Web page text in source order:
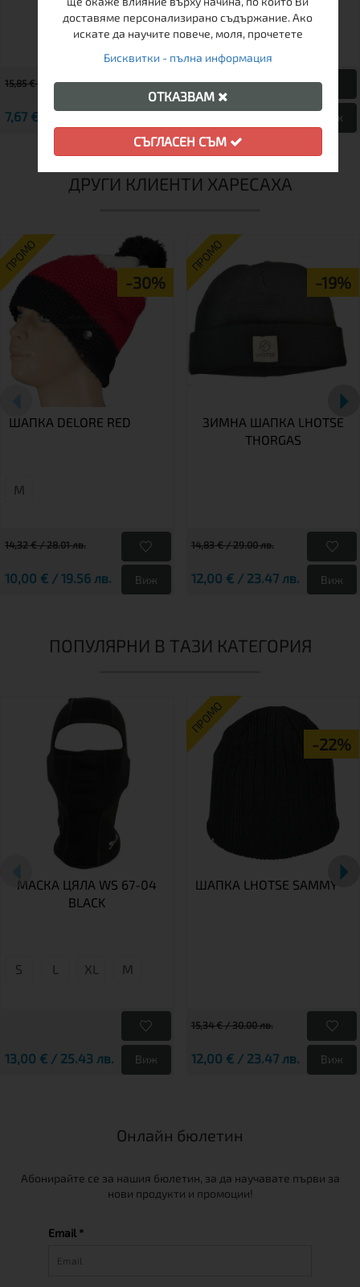
15,85 € / 31.00 лв.
7,67 € / 15.00 лв. 14,00 € / 27.38 лв. Виж
ДРУГИ КЛИЕНТИ ХАРЕСАХА
ПРОМО
-30%
ШАПКА DELORE RED
М
14,32 € / 28.01 лв.
10,00 € / 19.56 лв. Виж
ПРОМО
-19%
ЗИМНА ШАПКА LHOTSE
THORGAS
14,83 € / 29.00 лв.
12,00 € / 23.47 лв. Виж
ПОПУЛЯРНИ В ТАЗИ КАТЕГОРИЯ
МАСКА ЦЯЛА WS 67-04
BLACK
S L XL М
13,00 € / 25.43 лв. Виж
ПРОМО
-22%
ШАПКА LHOTSE SAMMY
15,34 € / 30.00 лв.
12,00 € / 23.47 лв. Виж
Онлайн бюлетин
Абонирайте се за нашия бюлетин, за да научавате първи за
нови продукти и промоции!
Email *
доставяме персонализирано съдържание. Ако
искате да научите повече, моля, прочетете
Бисквитки - пълна информация
ОТКАЗВАМ
СЪГЛАСЕН СЪМ